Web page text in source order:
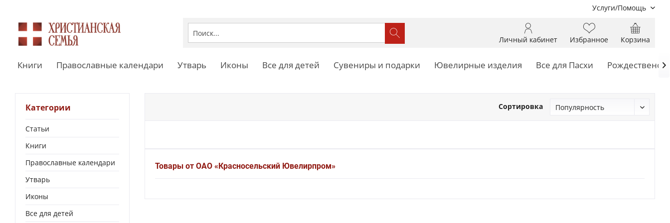
Услуги/Помощь
Корзина
Избранное
Личный кабинет
Книги Православные календари Утварь Иконы Все для детей Сувениры и подарки Ювелирные изделия Все для Пасхи 
Категории
Статьи
Книги
Православные календари
Утварь
Иконы
Все для детей
Сортировка
Товары от ОАО «Красносельский Ювелирпром»